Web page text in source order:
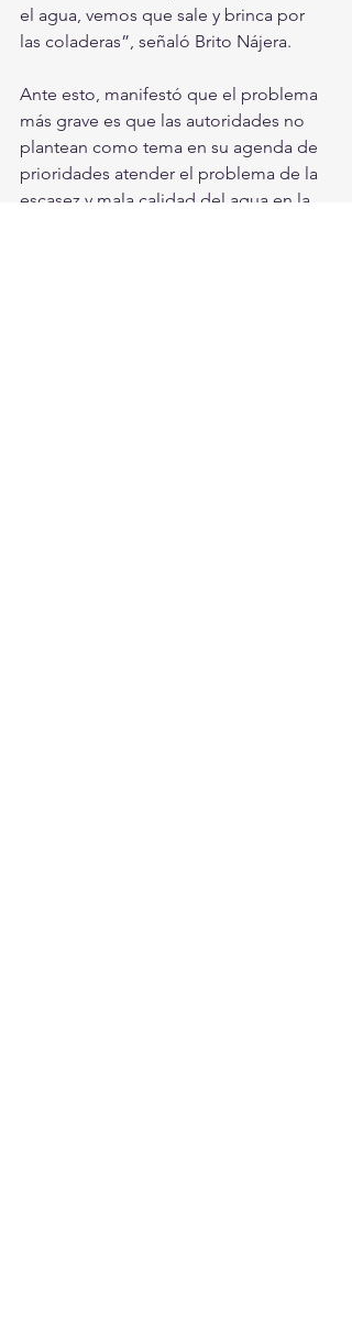
el agua, vemos que sale y brinca por
las coladeras”, señaló Brito Nájera.
Ante esto, manifestó que el problema
más grave es que las autoridades no
plantean como tema en su agenda de
prioridades atender el problema de la
escasez y mala calidad del agua en la